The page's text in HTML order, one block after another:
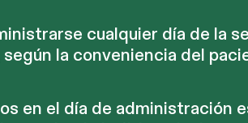
cualquier día de la
la conveniencia del
en el día de administración